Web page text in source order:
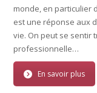
monde, en particulier
est une réponse aux
vie. On peut se sentir
professionnelle…
En savoir plus